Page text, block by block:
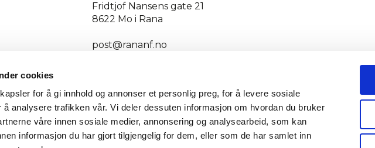
cookies
for å gi innhold og annonser et personlig preg, for å levere sosiale
å analysere trafikken vår. Vi deler dessuten informasjon om hvordan du bruker
våre innen sosiale medier, annonsering og analysearbeid, som kan
informasjon du har gjort tilgjengelig for dem, eller som de har samlet inn
Fridtjof Nansens gate 21
8622 Mo i Rana
post@rananf.no
Getynet CMS| Webdesign og webutvikling avDCode